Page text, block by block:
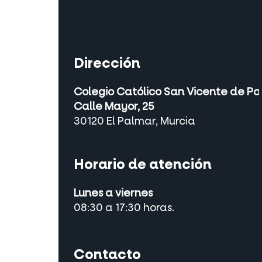
Dirección
Colegio Católico San Vicente de
Calle Mayor, 25
30120 El Palmar, Murcia
Horario de atención
Lunes a viernes
08:30 a 17:30 horas.
Contacto